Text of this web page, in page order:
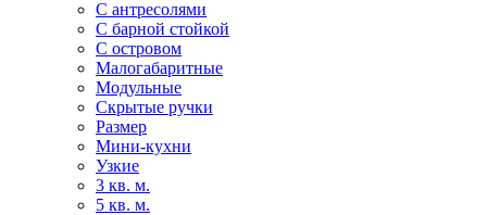
С антресолями
С барной стойкой
С островом
Малогабаритные
Модульные
Скрытые ручки
Размер
Мини-кухни
Узкие
3 кв. м.
5 кв. м.